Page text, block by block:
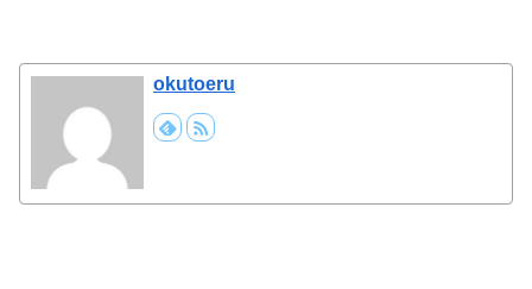
okutoeru